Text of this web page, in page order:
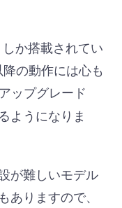
か搭載されてい
の動作には心も
ップグレード
ようになりま
が難しいモデル
りますので、